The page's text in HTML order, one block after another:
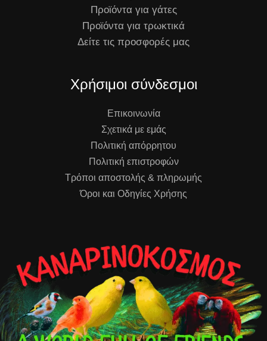
Προϊόντα για γάτες
Προϊόντα για τρωκτικά
Δείτε τις προσφορές μας
Χρήσιμοι σύνδεσμοι
Επικοινωνία
Σχετικά με εμάς
Πολιτική απόρρητου
Πολιτική επιστροφών
Τρόποι αποστολής & πληρωμής
Όροι και Οδηγίες Χρήσης